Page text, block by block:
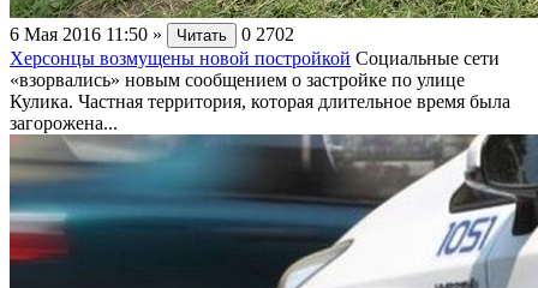
6 Мая 2016 11:50 » Читать 0 2702
Херсонцы возмущены новой постройкой Социальные сети
«взорвались» новым сообщением о застройке по улице
Кулика. Частная территория, которая длительное время была
загорожена...